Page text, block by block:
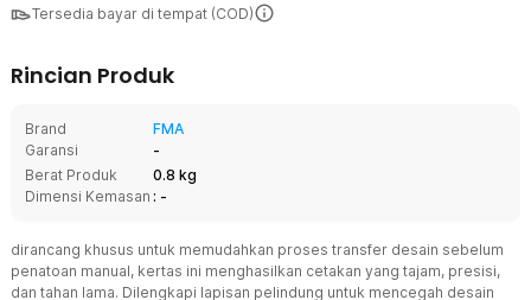
Tersedia bayar di tempat (COD)
Rincian Produk
Brand
FMA
Garansi
-
Berat Produk
0.8 kg
Dimensi Kemasan : -
dirancang khusus untuk memudahkan proses transfer desain sebelum
penatoan manual, kertas ini menghasilkan cetakan yang tajam, presisi,
dan tahan lama. Dilengkapi lapisan pelindung untuk mencegah desain